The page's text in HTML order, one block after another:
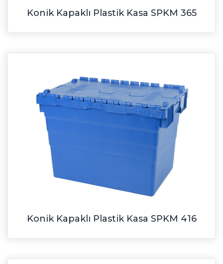
Konik Kapaklı Plastik Kasa SPKM 365
Konik Kapaklı Plastik Kasa SPKM 416